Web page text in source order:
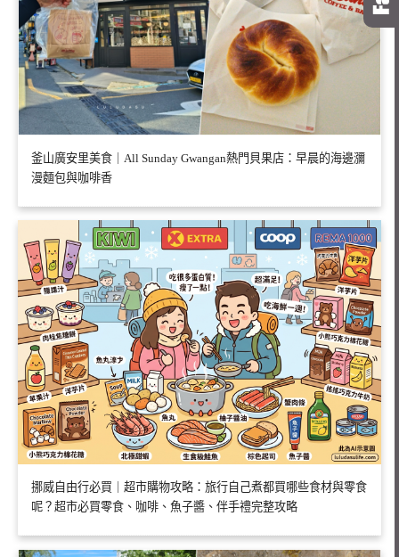
釜山廣安里美食｜All Sunday Gwangan熱門貝果店：早晨的海邊瀰
漫麵包與咖啡香
挪威自由行必買｜超市購物攻略：旅行自己煮都買哪些食材與零食
呢？超市必買零食、咖啡、魚子醬、伴手禮完整攻略